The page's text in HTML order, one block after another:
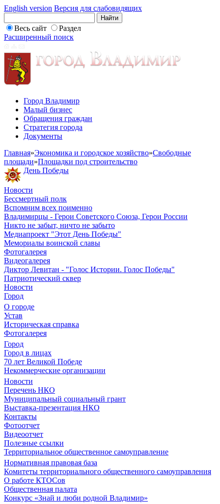
English version Версия для слабовидящих
Весь сайт
Раздел
Расширенный поиск
Город Владимир
Малый бизнес
Обращения граждан
Стратегия города
Документы
Главная»Экономика и городское хозяйство»Свободные
площади»Площадки под строительство
День Победы
Новости
Бессмертный полк
Вспомним всех поименно
Владимирцы - Герои Советского Союза, Герои России
Никто не забыт, ничто не забыто
Медиапроект "Этот День Победы"
Мемориалы воинской славы
Фотогалерея
Видеогалерея
Диктор Левитан - "Голос Истории. Голос Победы"
Патриотический сквер
Новости
Город
О городе
Устав
Историческая справка
Фотогалерея
Город
Город в лицах
70 лет Великой Победе
Некоммерческие организации
Новости
Перечень НКО
Муниципальный социальный грант
Выставка-презентация НКО
Контакты
Фотоотчет
Видеоотчет
Полезные ссылки
Территориальное общественное самоуправление
Нормативная правовая база
Комитеты территориального общественного самоуправления
О работе КТОСов
Общественная палата
Конкурс «Знай и люби родной Владимир»